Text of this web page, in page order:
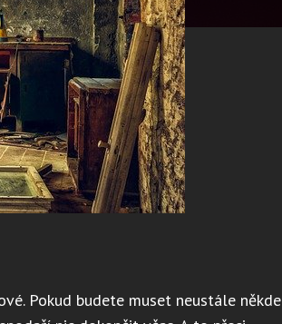
Pokud budete muset neustále někde